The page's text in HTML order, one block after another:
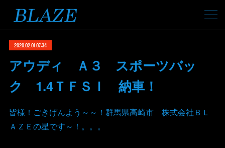
2020.02.01 07:34
アウディ Ａ３ スポーツバッ
ク 1.4ＴＦＳＩ 納車！
皆様！ごきげんよう～～！群馬県高崎市 株式会社ＢＬ
ＡＺＥの星です～！。。。